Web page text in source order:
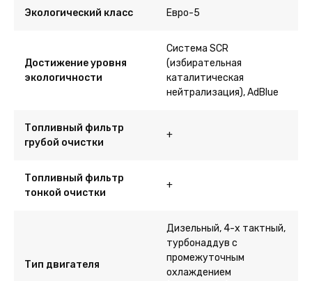
Экологический класс Евро-5
Достижение уровня
экологичности
Система SCR
(избирательная
каталитическая
нейтрализация), AdBlue
Топливный фильтр
грубой очистки
+
Топливный фильтр
тонкой очистки
+
Тип двигателя
Дизельный, 4-х тактный,
турбонаддув с
промежуточным
охлаждением